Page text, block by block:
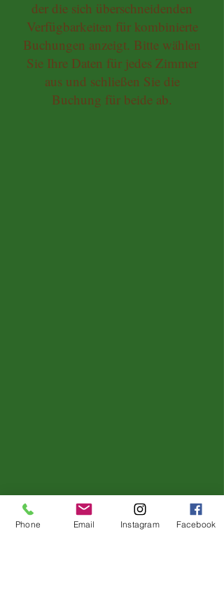
der die sich überschneidenden
Verfügbarkeiten für kombinierte
Buchungen anzeigt. Bitte wählen
Sie Ihre Daten für jedes Zimmer
aus und schließen Sie die
Buchung für beide ab.
Phone Email Instagram Facebook